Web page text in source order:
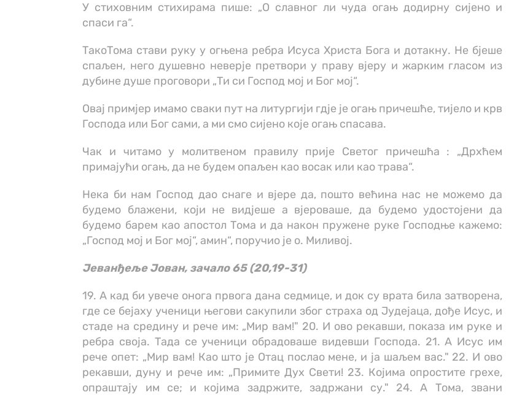
У стиховним стихирама пише: „О славног ли чуда огањ додирну сијено и
спаси га“.
ТакоТома стави руку у огњена ребра Исуса Христа Бога и дотакну. Не бјеше
спаљен, него душевно неверје претвори у праву вјеру и жарким гласом из
дубине душе проговори „Ти си Господ мој и Бог мој“.
Овај примјер имамо сваки пут на литургији гдје је огањ причешће, тијело и крв
Господа или Бог сами, а ми смо сијено које огањ спасава.
Чак и читамо у молитвеном правилу прије Светог причешћа : „Дрхћем
примајући огањ, да не будем опаљен као восак или као трава“.
Нека би нам Господ дао снаге и вјере да, пошто већина нас не можемо да
будемо блажени, који не видјеше а вјероваше, да будемо удостојени да
будемо барем као апостол Тома и да након пружене руке Господње кажемо:
„Господ мој и Бог мој“, амин“, поручио је о. Миливој.
Јеванђеље Јован, зачало 65 (20,19-31)
19. А кад би увече онога првога дана седмице, и док су врата била затворена,
где се бејаху ученици његови сакупили због страха од Јудејаца, дође Исус, и
стаде на средину и рече им: „Мир вам!" 20. И ово рекавши, показа им руке и
ребра своја. Тада се ученици обрадоваше видевши Господа. 21. А Исус им
рече опет: „Мир вам! Као што је Отац послао мене, и ја шаљем вас." 22. И ово
рекавши, дуну и рече им: „Примите Дух Свети! 23. Којима опростите грехе,
опраштају им се; и којима задржите, задржани су." 24. А Тома, звани